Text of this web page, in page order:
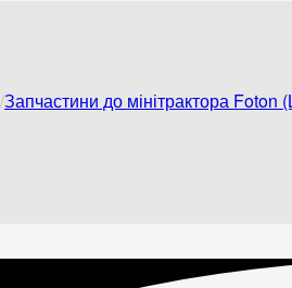
Запчастини до мінітрактора